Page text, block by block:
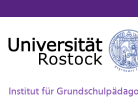
Institut für